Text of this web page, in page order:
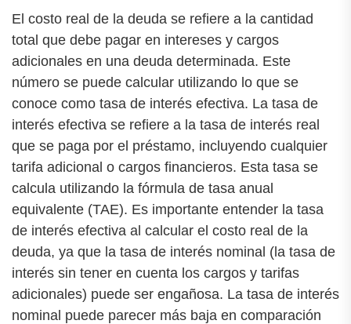
El costo real de la deuda se refiere a la cantidad
total que debe pagar en intereses y cargos
adicionales en una deuda determinada. Este
número se puede calcular utilizando lo que se
conoce como tasa de interés efectiva. La tasa de
interés efectiva se refiere a la tasa de interés real
que se paga por el préstamo, incluyendo cualquier
tarifa adicional o cargos financieros. Esta tasa se
calcula utilizando la fórmula de tasa anual
equivalente (TAE). Es importante entender la tasa
de interés efectiva al calcular el costo real de la
deuda, ya que la tasa de interés nominal (la tasa de
interés sin tener en cuenta los cargos y tarifas
adicionales) puede ser engañosa. La tasa de interés
nominal puede parecer más baja en comparación